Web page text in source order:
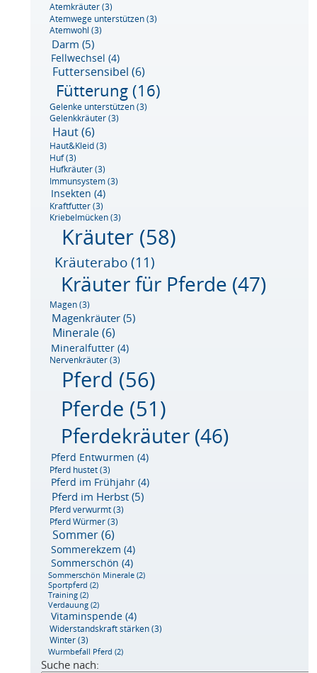
Atemkräuter(3)
Atemwege unterstützen(3)
Atemwohl (3)
Darm (5)
Fellwechsel (4)
Futtersensibel (6)
Fütterung (16)
Gelenke unterstützen(3)
Gelenkkräuter(3)
Haut(6)
Haut&Kleid(3)
Huf(3)
Hufkräuter(3)
Immunsystem(3)
Insekten (4)
Kraftfutter(3)
Kriebelmücken(3)
Kräuter (58)
Kräuterabo(11)
Kräuter für Pferde (47)
Magen(3)
Magenkräuter(5)
Minerale(6)
Mineralfutter(4)
Nervenkräuter(3)
Pferd (56)
Pferde (51)
Pferdekräuter(46)
Pferd Entwurmen (4)
Pferd hustet(3)
Pferd im Frühjahr(4)
Pferd im Herbst(5)
Pferd verwurmt(3)
Pferd Würmer(3)
Sommer(6)
Sommerekzem (4)
Sommerschön (4)
Sommerschön Minerale (2)
Sportpferd (2)
Training (2)
Verdauung (2)
Vitaminspende(4)
Widerstandskraft stärken(3)
Winter(3)
Wurmbefall Pferd (2)
Suche nach: